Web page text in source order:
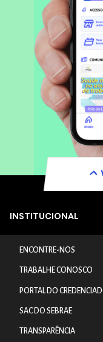
INSTITUCIONAL
ENCONTRE-NOS
TRABALHE CONOSCO
PORTAL DO
SAC DO SEBRAE
TRANSPARÊNCIA